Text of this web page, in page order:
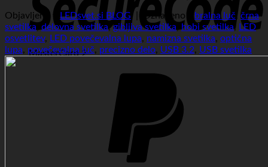
MasterCard 2
Objavljeno v LEDsvet.si BLOG | Označeno sbralna luč , črna
svetilka delovna svetilka ,gibljiva svetilka hobi svetilka, LED
osvetlitev, LED povečevalna lupa, namizna svetilka, optična
lupa, povečevalna luč, precizno delo, USB 3.2, USB svetilka